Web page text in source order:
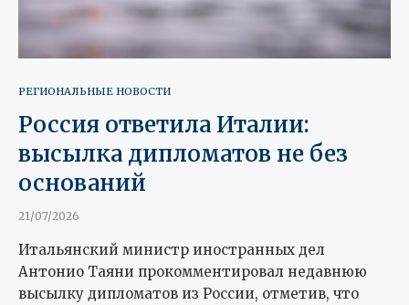
РЕГИОНАЛЬНЫЕ НОВОСТИ
Россия ответила Италии:
высылка дипломатов не без
оснований
21/07/2026
Итальянский министр иностранных дел
Антонио Таяни прокомментировал недавнюю
высылку дипломатов из России, отметив, что